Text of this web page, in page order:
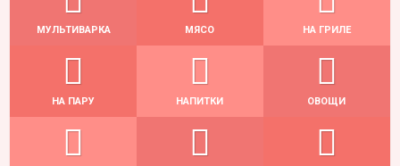
МУЛЬТИВАРКА МЯСО НА ГРИЛЕ
НА ПАРУ НАПИТКИ ОВОЩИ